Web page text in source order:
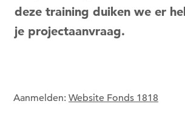
deze training duiken we er
je projectaanvraag.
Aanmelden: Website Fonds 1818